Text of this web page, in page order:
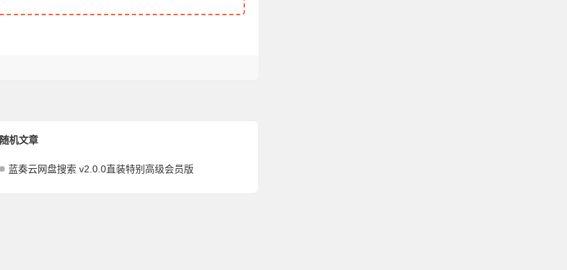
随机文章
蓝奏云网盘搜索 v2.0.0直装特别高级会员版